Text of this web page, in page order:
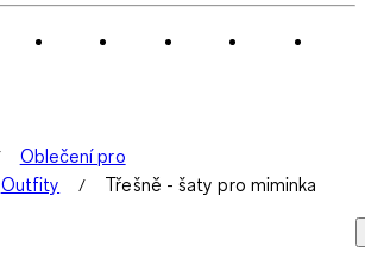
Oblečení pro
Outfity Třešně - šaty pro miminka